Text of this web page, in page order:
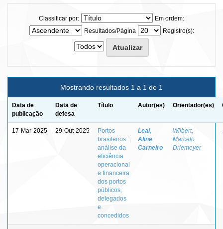
Classificar por:
Em ordem:
Resultados/Página
Registro(s):
Mostrando resultados 1 a 1 de 1
Data de
publicação
Data de
defesa
Título Autor(es) Orientador(es)
17-Mar-2025 29-Out-2025
Portos
brasileiros :
análise da
eficiência
operacional
e financeira
dos portos
públicos,
delegados
e
concedidos
Leal,
Aline
Carneiro
Wilbert,
Marcelo
Driemeyer